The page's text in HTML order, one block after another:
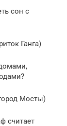
сон с
Ганга)
Мосты)
считает